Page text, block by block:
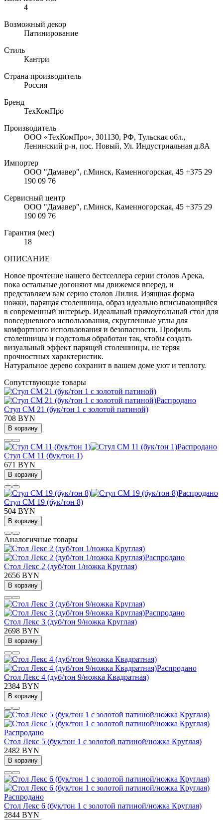
4
Возможный декор
Патинирование
Стиль
Кантри
Страна производитель
Россия
Бренд
ТехКомПро
Производитель
ООО «ТехКомПро», 301130, РФ, Тульская обл.,
Ленинский р-н, пос. Новый, Ул. Индустриальная д.8А
Импортер
ООО "Дамавер", г.Минск, Каменногорская, 45 +375 29
190 09 76
Сервисный центр
ООО "Дамавер", г.Минск, Каменногорская, 45 +375 29
190 09 76
Гарантия (мес)
18
ОПИСАНИЕ
Новое прочтение нашего бестселлера серии столов Арека,
пока остальные догоняют мы движемся вперед, и
представляем вам серию столов Лилия. Изящная форма
ножки, парящая столешница, образ идеально вписывающийся
в современный интерьер. Идеальный прямоугольный стол для
повседневного использования, скругленные углы для
комфортного использования и безопасности. Профиль
столешницы и подстолья обработан так, чтобы создать
визуальный эффект парящей столешницы, не теряя
прочностных характеристик.
Натуральное дерево сохранит в вашем доме уют и теплоту.
Сопутствующие товары
Распродано
Стул СМ 21 (бук/тон 1 с золотой патиной)
708 BYN
В корзину
Распродано
Стул СМ 11 (бук/тон 1)
671 BYN
В корзину
Распродано
Стул СМ 19 (бук/тон 8)
504 BYN
В корзину
Аналогичные товары
Распродано
Стол Лекс 2 (дуб/тон 1/ножка Круглая)
2656 BYN
В корзину
Распродано
Стол Лекс 3 (дуб/тон 9/ножка Круглая)
2698 BYN
В корзину
Распродано
Стол Лекс 4 (дуб/тон 9/ножка Квадратная)
2384 BYN
В корзину
Распродано
Стол Лекс 5 (бук/тон 1 с золотой патиной/ножка Круглая)
2482 BYN
В корзину
Распродано
Стол Лекс 6 (бук/тон 1 с золотой патиной/ножка Круглая)
2844 BYN